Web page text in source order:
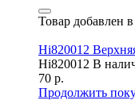
Товар добавлен
Hi820012
Hi820012 В
70 р.
Продолжить